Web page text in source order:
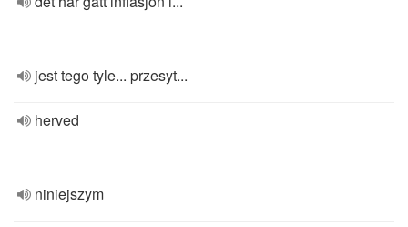
jest tego tyle... przesyt...
herved
niniejszym